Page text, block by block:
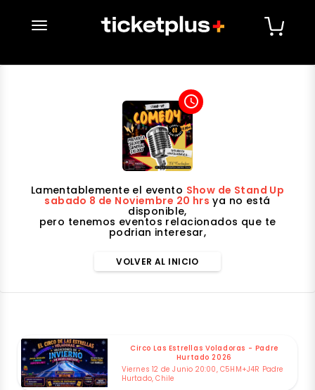
desplegar navegación
access_time
Lamentablemente el evento Show de Stand Up
sabado 8 de Noviembre 20 hrs ya no está
disponible,
pero tenemos eventos relacionados que te
podrian interesar,
VOLVER AL INICIO
Circo Las Estrellas Voladoras - Padre
Hurtado 2026
Viernes 12 de Junio 20:00, C5HM+J4R Padre
Hurtado, Chile